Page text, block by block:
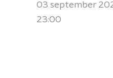
03 september
23:00